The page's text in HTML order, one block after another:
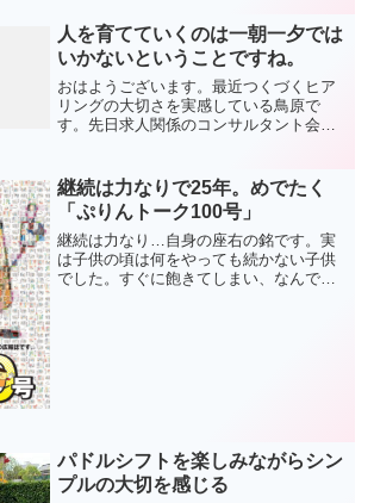
長である大阪の...
人を育てていくのは一朝一夕では
いかないということですね。
おはようございます。最近つくづくヒア
リングの大切さを実感している鳥原で
す。先日求人関係のコンサルタント会社
あり採用から教育までのコンサルをして
います。お二人来社され部下...
継続は力なりで25年。めでたく
「ぷりんトーク100号」
継続は力なり…自身の座右の銘です。実
は子供の頃は何をやっても続かない子供
でした。すぐに飽きてしまい、なんでも
パドルシフトを楽しみながらシン
プルの大切を感じる